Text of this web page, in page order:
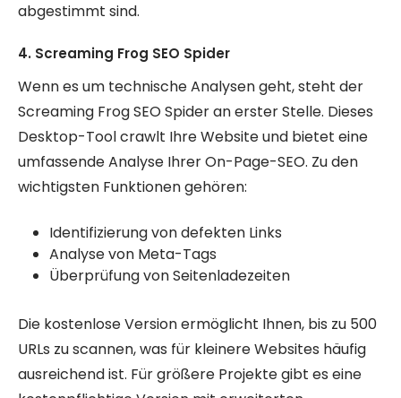
abgestimmt sind.
4. Screaming Frog SEO Spider
Wenn es um technische Analysen geht, steht der
Screaming Frog SEO Spider an erster Stelle. Dieses
Desktop-Tool crawlt Ihre Website und bietet eine
umfassende Analyse Ihrer On-Page-SEO. Zu den
wichtigsten Funktionen gehören:
Identifizierung von defekten Links
Analyse von Meta-Tags
Überprüfung von Seitenladezeiten
Die kostenlose Version ermöglicht Ihnen, bis zu 500
URLs zu scannen, was für kleinere Websites häufig
ausreichend ist. Für größere Projekte gibt es eine